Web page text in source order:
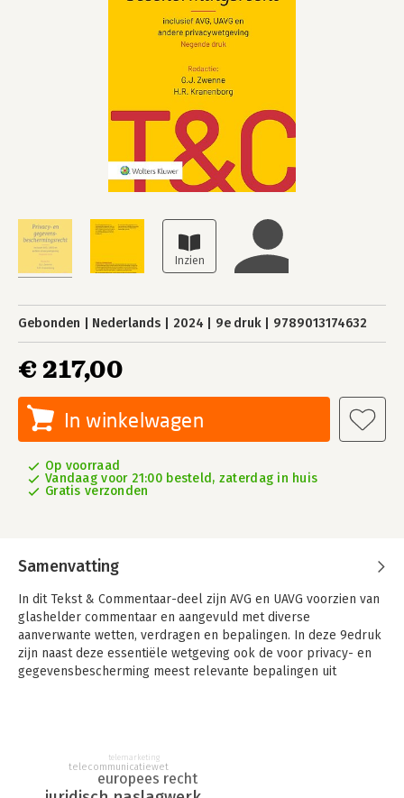
Gebonden Nederlands 2024 9e druk 9789013174632
€ 217,00
In winkelwagen
Op voorraad
Vandaag voor 21:00 besteld, zaterdag in huis
Gratis verzonden
Samenvatting
In dit Tekst & Commentaar-deel zijn AVG en UAVG voorzien van
glashelder commentaar en aangevuld met diverse
aanverwante wetten, verdragen en bepalingen. In deze 9edruk
zijn naast deze essentiële wetgeving ook de voor privacy- en
gegevensbescherming meest relevante bepalingen uit
overzichtelijke uitleg van de geldende wettekst. Daarbij komt
ook de belangrijkste rechtspraak aan de orde en wordt
verwezen naar relevante literatuur. De uitgave is daarmee
europees recht
telecommunicatiewet
telemarketing